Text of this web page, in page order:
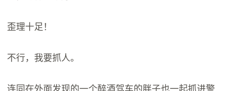
歪理十足！
不行，我要抓人。
连同在外面发现的一个醉酒驾车的胖子也一起抓进警